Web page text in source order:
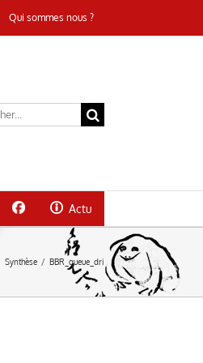
Qui sommes nous ?
Actu
Synthèse / BBR_queue_dri